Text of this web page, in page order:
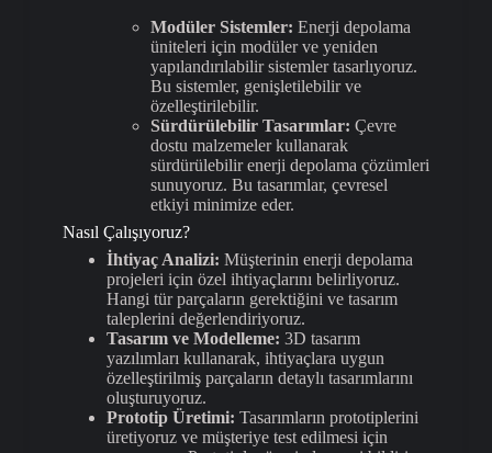
Modüler Sistemler: Enerji depolama
üniteleri için modüler ve yeniden
yapılandırılabilir sistemler tasarlıyoruz.
Bu sistemler, genişletilebilir ve
özelleştirilebilir.
Sürdürülebilir Tasarımlar: Çevre
dostu malzemeler kullanarak
sürdürülebilir enerji depolama çözümleri
sunuyoruz. Bu tasarımlar, çevresel
etkiyi minimize eder.
Nasıl Çalışıyoruz?
İhtiyaç Analizi: Müşterinin enerji depolama
projeleri için özel ihtiyaçlarını belirliyoruz.
Hangi tür parçaların gerektiğini ve tasarım
taleplerini değerlendiriyoruz.
Tasarım ve Modelleme: 3D tasarım
yazılımları kullanarak, ihtiyaçlara uygun
özelleştirilmiş parçaların detaylı tasarımlarını
oluşturuyoruz.
Prototip Üretimi: Tasarımların prototiplerini
üretiyoruz ve müşteriye test edilmesi için